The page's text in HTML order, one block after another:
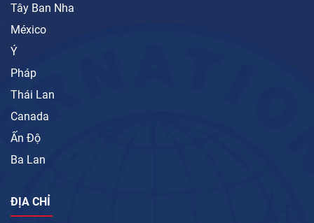
Tây Ban Nha
México
Ý
Pháp
Thái Lan
Canada
Ấn Độ
Ba Lan
ĐỊA CHỈ